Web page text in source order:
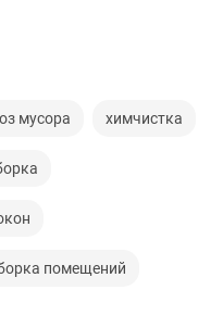
мусора химчистка
помещений